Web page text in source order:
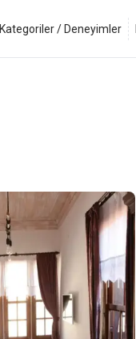
Kategoriler / Deneyimler